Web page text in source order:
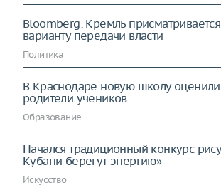
Bloomberg: Кремль
варианту передачи власти
Политика
В Краснодаре новую школу
родители учеников
Образование
Начался традиционный конкурс
Кубани берегут энергию»
Искусство